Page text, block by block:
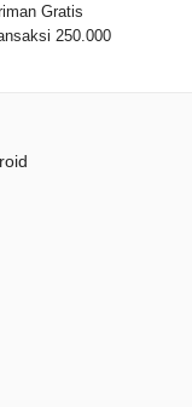
Gratis
250.000